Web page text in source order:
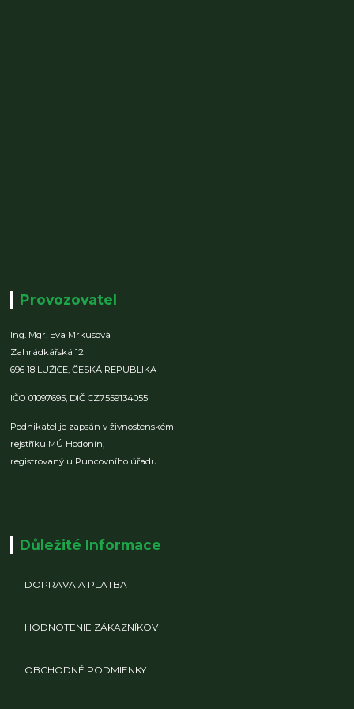
Provozovatel
Ing. Mgr. Eva Mrkusová
Zahrádkářská 12
696 18 LUŽICE,ČESKÁ REPUBLIKA
IČO 01097695, DIČ CZ7559134055
Podnikatel je zapsán v živnostenském
rejstříku MÚ Hodonín,
registrovaný u Puncovního úřadu.
Důležité Informace
DOPRAVA A PLATBA
HODNOTENIE ZÁKAZNÍKOV
OBCHODNÉ PODMIENKY